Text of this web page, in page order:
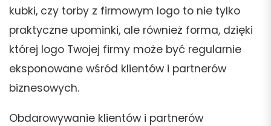
kubki, czy torby z firmowym logo to nie tylko
praktyczne upominki, ale również forma, dzięki
której logo Twojej firmy może być regularnie
eksponowane wśród klientów i partnerów
biznesowych.
Obdarowywanie klientów i partnerów